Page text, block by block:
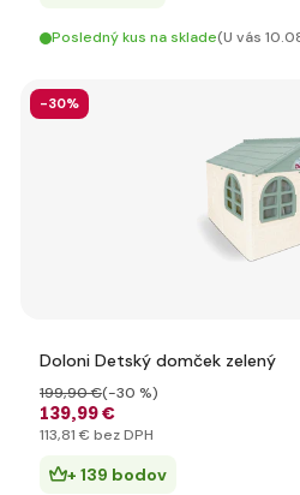
Posledný kus na sklade(U vás
-30%
Doloni Detský domček zelený
139,99 €
199,90 €(-30 %)
113,81 € bez DPH
+ 139 bodov